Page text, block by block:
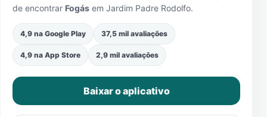
de encontrar Fogás em Jardim Padre Rodolfo.
4,9 na Google Play 37,5 mil avaliações
4,9 na App Store 2,9 mil avaliações
Baixar o aplicativo